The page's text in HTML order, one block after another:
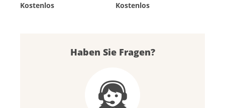
Kostenlos Kostenlos
Haben Sie Fragen?